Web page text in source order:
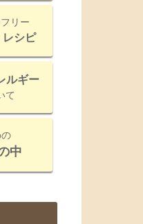
リー
レシピ
ルギー
て
中